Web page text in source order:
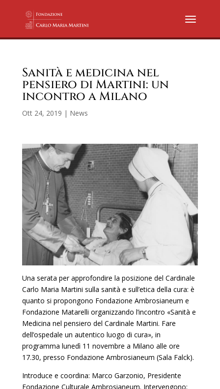
Sanità e medicina nel
pensiero di Martini: un
incontro a Milano
Ott 24, 2019 | News
Una serata per approfondire la posizione del Cardinale
Carlo Maria Martini sulla sanità e sull’etica della cura: è
quanto si propongono Fondazione Ambrosianeum e
Fondazione Matarelli organizzando l’incontro «Sanità e
Medicina nel pensiero del Cardinale Martini. Fare
dell’ospedale un autentico luogo di cura», in
programma lunedì 11 novembre a Milano alle ore
17.30, presso Fondazione Ambrosianeum (Sala Falck).
Introduce e coordina: Marco Garzonio, Presidente
Fondazione Culturale Ambrosianeum. Intervengono: